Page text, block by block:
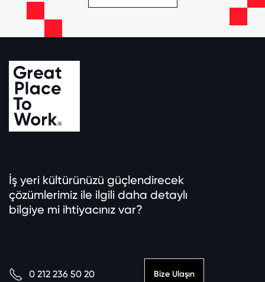
İş yeri kültürünüzü güçlendirecek
çözümlerimiz ile ilgili daha detaylı
bilgiye mi ihtiyacınız var?
0 212 236 50 20 Bize Ulaşın